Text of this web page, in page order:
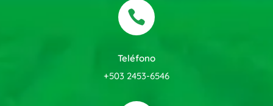

Teléfono
+503 2453-6546